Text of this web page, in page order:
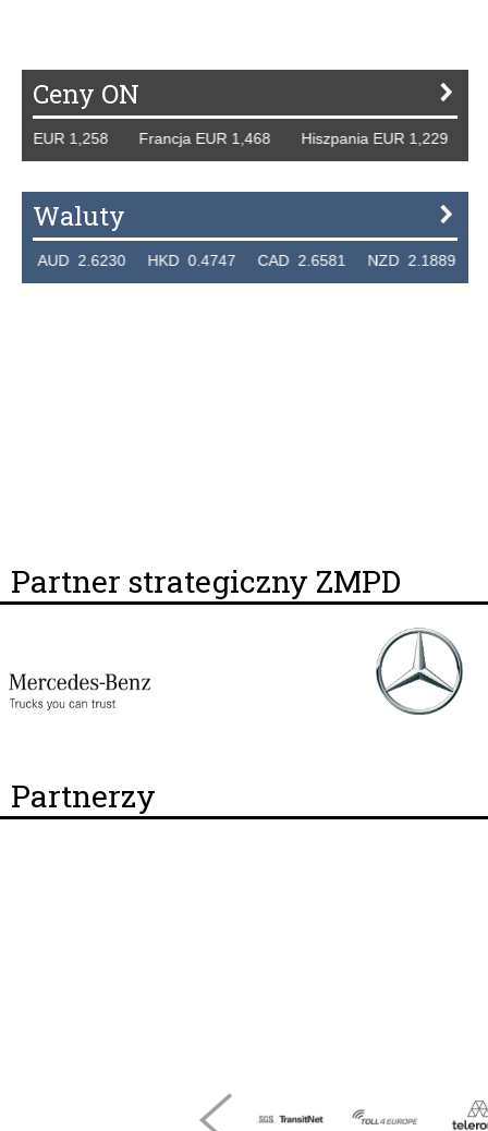
Ceny ON
1,258 Francja EUR 1,468 Hiszpania EUR 1,229 WB
Waluty
2.6230 HKD 0.4747 CAD 2.6581 NZD 2.1889
Partner strategiczny ZMPD
Partnerzy